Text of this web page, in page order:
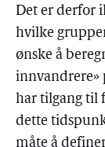
Det er derfor
hvilke
ønske å
innvandrere»
har tilgang til
dette
måte å